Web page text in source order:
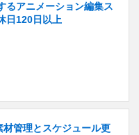
るアニメーション編集ス
日120日以上
管理とスケジュール更